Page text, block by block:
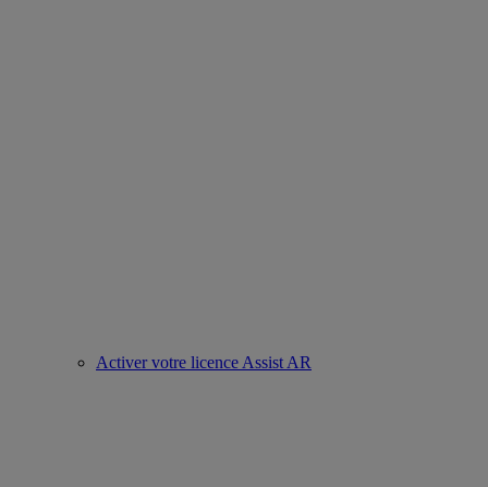
Activer votre licence Assist AR